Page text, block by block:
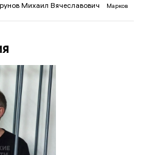
Михаил Вячеславович
Марков